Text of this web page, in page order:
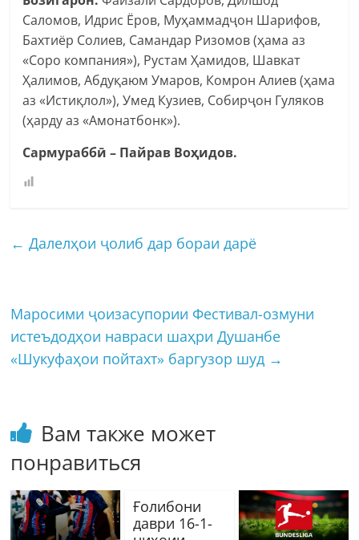
Саломов, Идрис Ёров, Муҳаммадҷон Шарифов,
Бахтиёр Солиев, Самандар Ризомов (ҳама аз
«Соро компания»), Рустам Ҳамидов, Шавкат
Ҳалимов, Абдуқаюм Умаров, Комрон Алиев (ҳама
аз «Истиқлол»), Умед Кузиев, Собирҷон Гуляков
(ҳарду аз «Амонатбонк»).
Сармураббӣ – Пайрав Воҳидов.
← Далелҳои ҷолиб дар бораи дарё
Маросими ҷоизасупории Фестивал-озмуни
истеъдодҳои навраси шаҳри Душанбе
«Шукуфаҳои пойтахт» баргузор шуд →
Вам также может
понравиться
Ғолибони
даври 16-1-